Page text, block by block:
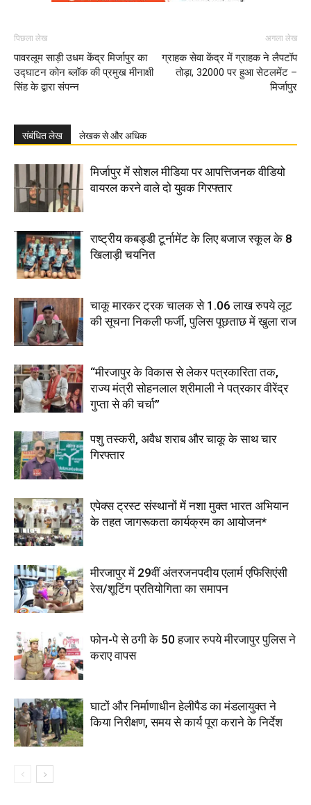
पिछला लेख
पावरलूम साड़ी उधम केंद्र मिर्जापुर का
उद्घाटन कोन ब्लॉक की प्रमुख मीनाक्षी
सिंह के द्वारा संपन्न
अगला लेख
ग्राहक सेवा केंद्र में ग्राहक ने लैपटॉप
तोड़ा, 32000 पर हुआ सेटलमेंट –
मिर्जापुर
संबंधित लेख लेखक से और अधिक
मिर्जापुर में सोशल मीडिया पर आपत्तिजनक वीडियो
वायरल करने वाले दो युवक गिरफ्तार
राष्ट्रीय कबड्डी टूर्नामेंट के लिए बजाज स्कूल के 8
खिलाड़ी चयनित
चाकू मारकर ट्रक चालक से 1.06 लाख रुपये लूट
की सूचना निकली फर्जी, पुलिस पूछताछ में खुला राज
“मीरजापुर के विकास से लेकर पत्रकारिता तक,
राज्य मंत्री सोहनलाल श्रीमाली ने पत्रकार वीरेंद्र
गुप्ता से की चर्चा”
पशु तस्करी, अवैध शराब और चाकू के साथ चार
गिरफ्तार
एपेक्स ट्रस्ट संस्थानों में नशा मुक्त भारत अभियान
के तहत जागरूकता कार्यक्रम का आयोजन*
मीरजापुर में 29वीं अंतरजनपदीय एलार्म एफिसिएंसी
रेस/शूटिंग प्रतियोगिता का समापन
फोन-पे से ठगी के 50 हजार रुपये मीरजापुर पुलिस ने
कराए वापस
घाटों और निर्माणाधीन हेलीपैड का मंडलायुक्त ने
किया निरीक्षण, समय से कार्य पूरा कराने के निर्देश